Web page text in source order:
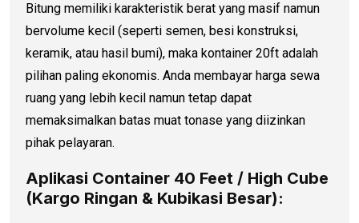
Bitung memiliki karakteristik berat yang masif namun
bervolume kecil (seperti semen, besi konstruksi,
keramik, atau hasil bumi), maka kontainer 20ft adalah
pilihan paling ekonomis. Anda membayar harga sewa
ruang yang lebih kecil namun tetap dapat
memaksimalkan batas muat tonase yang diizinkan
pihak pelayaran.
Aplikasi Container 40 Feet / High Cube
(Kargo Ringan & Kubikasi Besar):